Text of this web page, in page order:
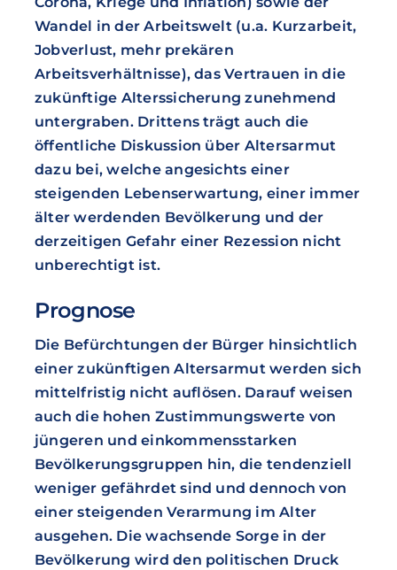
Wandel in der Arbeitswelt (u.a. Kurzarbeit,
Jobverlust, mehr prekären
Arbeitsverhältnisse), das Vertrauen in die
zukünftige Alterssicherung zunehmend
untergraben. Drittens trägt auch die
öffentliche Diskussion über Altersarmut
dazu bei, welche angesichts einer
steigenden Lebenserwartung, einer immer
älter werdenden Bevölkerung und der
derzeitigen Gefahr einer Rezession nicht
unberechtigt ist.
Prognose
Die Befürchtungen der Bürger hinsichtlich
einer zukünftigen Altersarmut werden sich
mittelfristig nicht auflösen. Darauf weisen
auch die hohen Zustimmungswerte von
jüngeren und einkommensstarken
Bevölkerungsgruppen hin, die tendenziell
weniger gefährdet sind und dennoch von
einer steigenden Verarmung im Alter
ausgehen. Die wachsende Sorge in der
Bevölkerung wird den politischen Druck